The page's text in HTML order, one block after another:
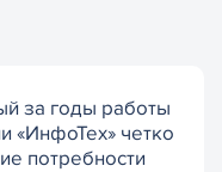
за годы работы
«ИнфоТех» четко
потребности